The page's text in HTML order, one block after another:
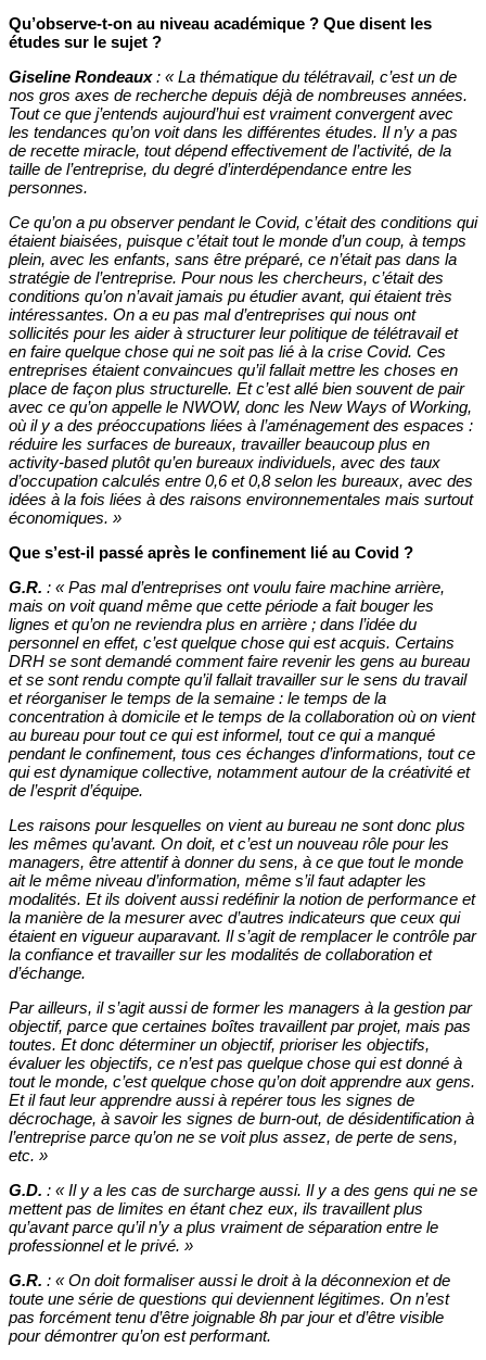
Qu’observe-t-on au niveau académique ? Que disent les
études sur le sujet ?
Giseline Rondeaux: « La thématique du télétravail, c’est un de
nos gros axes de recherche depuis déjà de nombreuses années.
Tout ce que j’entends aujourd’hui est vraiment convergent avec
les tendances qu’on voit dans les différentes études. Il n’y a pas
de recette miracle, tout dépend effectivement de l’activité, de la
taille de l’entreprise, du degré d’interdépendance entre les
personnes.
Ce qu’on a pu observer pendant le Covid, c’était des conditions qui
étaient biaisées, puisque c’était tout le monde d’un coup, à temps
plein, avec les enfants, sans être préparé, ce n’était pas dans la
stratégie de l’entreprise. Pour nous les chercheurs, c’était des
conditions qu’on n’avait jamais pu étudier avant, qui étaient très
intéressantes. On a eu pas mal d’entreprises qui nous ont
sollicités pour les aider à structurer leur politique de télétravail et
en faire quelque chose qui ne soit pas lié à la crise Covid. Ces
entreprises étaient convaincues qu’il fallait mettre les choses en
place de façon plus structurelle. Et c’est allé bien souvent de pair
avec ce qu’on appelle le NWOW, donc les New Ways of Working,
où il y a des préoccupations liées à l’aménagement des espaces :
réduire les surfaces de bureaux, travailler beaucoup plus en
activity-based plutôt qu’en bureaux individuels, avec des taux
d’occupation calculés entre 0,6 et 0,8 selon les bureaux, avec des
idées à la fois liées à des raisons environnementales mais surtout
économiques. »
Que s’est-il passé après le confinement lié au Covid ?
G.R. : « Pas mal d’entreprises ont voulu faire machine arrière,
mais on voit quand même que cette période a fait bouger les
lignes et qu’on ne reviendra plus en arrière ; dans l’idée du
personnel en effet, c’est quelque chose qui est acquis. Certains
DRH se sont demandé comment faire revenir les gens au bureau
et se sont rendu compte qu’il fallait travailler sur le sens du travail
et réorganiser le temps de la semaine : le temps de la
concentration à domicile et le temps de la collaboration où on vient
au bureau pour tout ce qui est informel, tout ce qui a manqué
pendant le confinement, tous ces échanges d’informations, tout ce
qui est dynamique collective, notamment autour de la créativité et
de l’esprit d’équipe.
Les raisons pour lesquelles on vient au bureau ne sont donc plus
les mêmes qu’avant. On doit, et c’est un nouveau rôle pour les
managers, être attentif à donner du sens, à ce que tout le monde
ait le même niveau d’information, même s’il faut adapter les
modalités. Et ils doivent aussi redéfinir la notion de performance et
la manière de la mesurer avec d’autres indicateurs que ceux qui
étaient en vigueur auparavant. Il s’agit de remplacer le contrôle par
la confiance et travailler sur les modalités de collaboration et
d’échange.
Par ailleurs, il s’agit aussi de former les managers à la gestion par
objectif, parce que certaines boîtes travaillent par projet, mais pas
toutes. Et donc déterminer un objectif, prioriser les objectifs,
évaluer les objectifs, ce n’est pas quelque chose qui est donné à
tout le monde, c’est quelque chose qu’on doit apprendre aux gens.
Et il faut leur apprendre aussi à repérer tous les signes de
décrochage, à savoir les signes de burn-out, de désidentification à
l’entreprise parce qu’on ne se voit plus assez, de perte de sens,
etc. »
G.D. : « Il y a les cas de surcharge aussi. Il y a des gens qui ne se
mettent pas de limites en étant chez eux, ils travaillent plus
qu’avant parce qu’il n’y a plus vraiment de séparation entre le
professionnel et le privé. »
G.R. : « On doit formaliser aussi le droit à la déconnexion et de
toute une série de questions qui deviennent légitimes. On n’est
pas forcément tenu d’être joignable 8h par jour et d’être visible
pour démontrer qu’on est performant.